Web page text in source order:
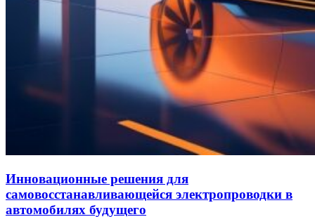
Инновационные решения для
самовосстанавливающейся электропроводки в
автомобилях будущего